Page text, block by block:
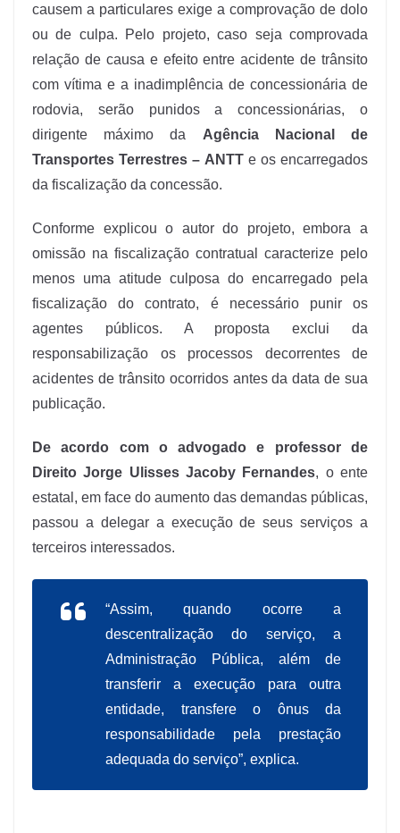
causem a particulares exige a comprovação de dolo
ou de culpa. Pelo projeto, caso seja comprovada
relação de causa e efeito entre acidente de trânsito
com vítima e a inadimplência de concessionária de
rodovia, serão punidos a concessionárias, o
dirigente máximo da Agência Nacional de
Transportes Terrestres – ANTTe os encarregados
da fiscalização da concessão.
Conforme explicou o autor do projeto, embora a
omissão na fiscalização contratual caracterize pelo
menos uma atitude culposa do encarregado pela
fiscalização do contrato, é necessário punir os
agentes públicos. A proposta exclui da
responsabilização os processos decorrentes de
acidentes de trânsito ocorridos antes da data de sua
publicação.
De acordo com o advogado e professor de
Direito Jorge Ulisses Jacoby Fernandes, o ente
estatal, em face do aumento das demandas públicas,
passou a delegar a execução de seus serviços a
terceiros interessados.
“Assim, quando ocorre a
descentralização do serviço, a
Administração Pública, além de
transferir a execução para outra
entidade, transfere o ônus da
responsabilidade pela prestação
adequada do serviço”, explica.